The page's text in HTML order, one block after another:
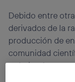
Debido entre
derivados de la
producción de
comunidad
trabajando para